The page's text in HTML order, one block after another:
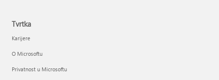
Tvrtka
Karijere
O Microsoftu
Privatnost u Microsoftu